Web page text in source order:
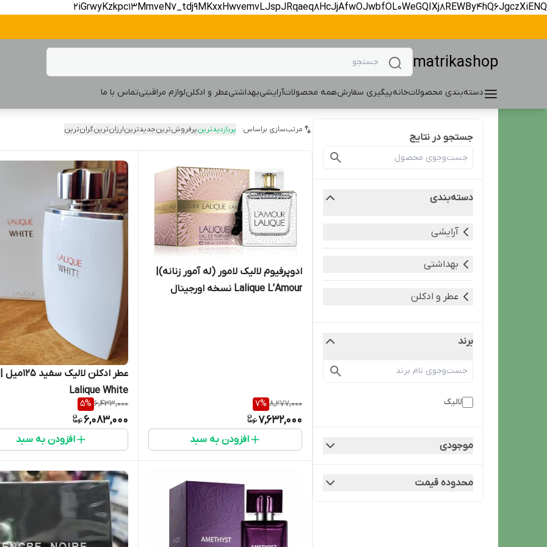
2iGrwyKzkpc13MmveN7_tdj9MKxxHwvemvLJspJRqaeq8HcJjAfwOJwbfOL0WeGQIXj8REWBy4hQ6JgczXiENQ
matrikashop
دسته‌بندی محصولاتخانهپیگیری سفارشهمه محصولاتآرایشیبهداشتیعطر و ادکلنلوازم مراقبتیتماس با ما
جستجو در نتایج
دسته‌بندی
آرایشی
بهداشتی
عطر و ادکلن
برند
لالیک
موجودی
محدوده قیمت
مرتب‌سازی براساس: پربازدیدترینپرفروش‌ترینجدیدترینارزان‌ترینگران‌ترین
ادوپرفیوم لالیک لامور (له آمور زنانه)|
Lalique L’Amour نسخه اورجینال
8,277,000
7%
7,632,000
افزودن به سبد
عطر ادکلن لالیک سفید 125میل |
Lalique White
6,433,000
5%
6,083,000
افزودن به سبد